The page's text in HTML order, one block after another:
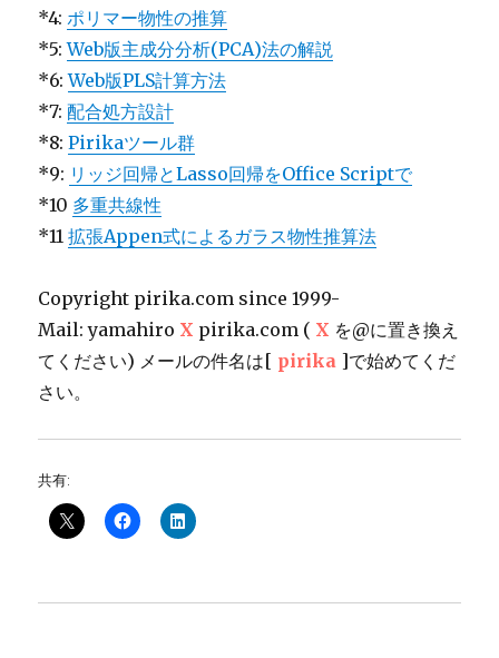
*4: ポリマー物性の推算
*5:Web版主成分分析(PCA)法の解説
*6:Web版PLS計算方法
*7:配合処方設計
*8:Pirikaツール群
*9: リッジ回帰とLasso回帰をOffice Scriptで
*10 多重共線性
*11拡張Appen式によるガラス物性推算法
Copyright pirika.com since 1999-
Mail: yamahiro X pirika.com ( X を@に置き換え
てください) メールの件名は[ pirika ]で始めてくだ
さい。
共有: